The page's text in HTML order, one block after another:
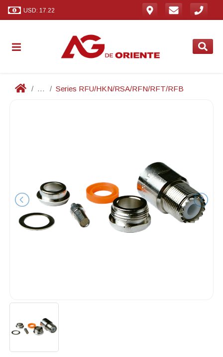
USD: 17.22
... Series RFU/HKN/RSA/RFN/RFT/RFB